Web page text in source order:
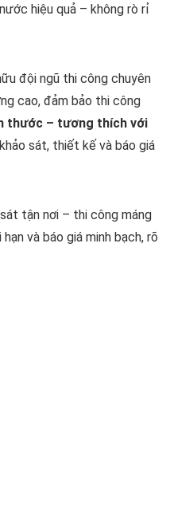
hiệu quả – không rò rỉ
đội ngũ thi công chuyên
cao, đảm bảo thi công
thước – tương thích với
sát, thiết kế và báo giá
tận nơi – thi công máng
và báo giá minh bạch, rõ